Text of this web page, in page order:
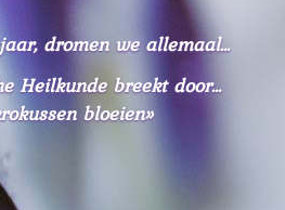
dromen we allemaal...
Heilkunde breekt door...
bloeien»